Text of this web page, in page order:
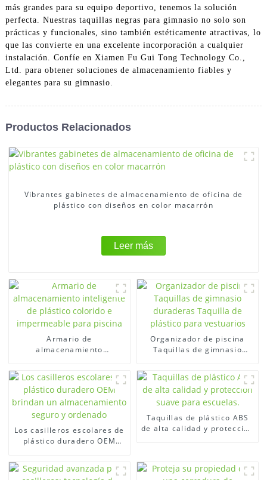
más grandes para su equipo deportivo, tenemos la solución
perfecta. Nuestras taquillas negras para gimnasio no solo son
prácticas y funcionales, sino también estéticamente atractivas, lo
que las convierte en una excelente incorporación a cualquier
instalación. Confíe en Xiamen Fu Gui Tong Technology Co.,
Ltd. para obtener soluciones de almacenamiento fiables y
elegantes para su gimnasio.
Productos Relacionados
Vibrantes gabinetes de almacenamiento de oficina de
plástico con diseños en color macarrón
Leer más
Armario de
almacenamiento
para piscina
Organizador de piscina
Taquillas de gimnasio
Los casilleros escolares de
plástico duradero OEM
almacenamiento seguro y
ordenado
Taquillas de plástico ABS
de alta calidad y protección